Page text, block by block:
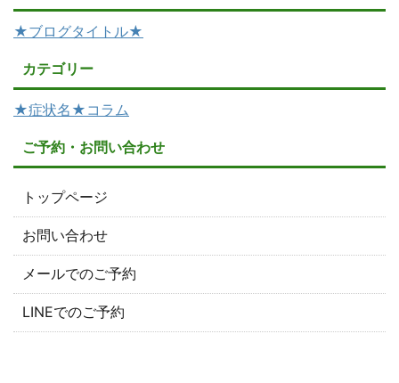
★ブログタイトル★
カテゴリー
★症状名★コラム
ご予約・お問い合わせ
トップページ
お問い合わせ
メールでのご予約
LINEでのご予約